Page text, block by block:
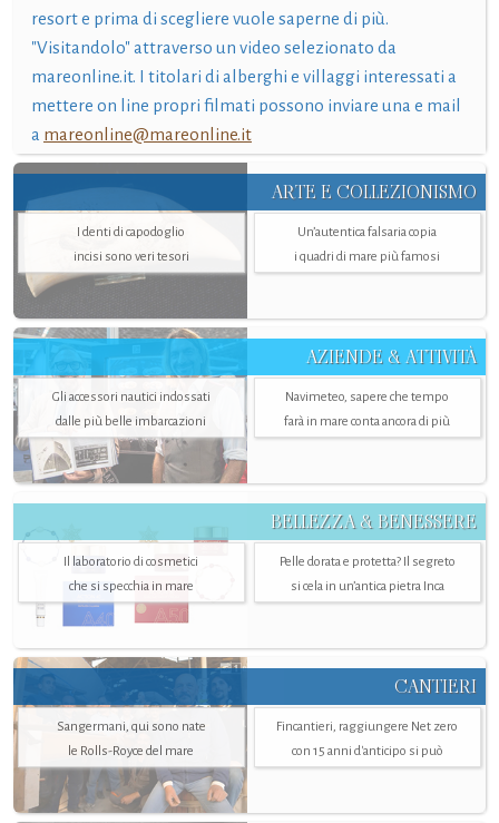
resort e prima di scegliere vuole saperne di più.
"Visitandolo" attraverso un video selezionato da
mareonline.it. I titolari di alberghi e villaggi interessati a
mettere on line propri filmati possono inviare una e mail
a mareonline@mareonline.it
ARTE E COLLEZIONISMO
I denti di capodoglio
incisi sono veri tesori
Un’autentica falsaria copia
i quadri di mare più famosi
AZIENDE & ATTIVITÀ
Gli accessori nautici indossati
dalle più belle imbarcazioni
Navimeteo, sapere che tempo
farà in mare conta ancora di più
BELLEZZA & BENESSERE
Il laboratorio di cosmetici
che si specchia in mare
Pelle dorata e protetta? Il segreto
si cela in un’antica pietra Inca
CANTIERI
Sangermani, qui sono nate
le Rolls-Royce del mare
Fincantieri, raggiungere Net zero
con 15 anni d'anticipo si può